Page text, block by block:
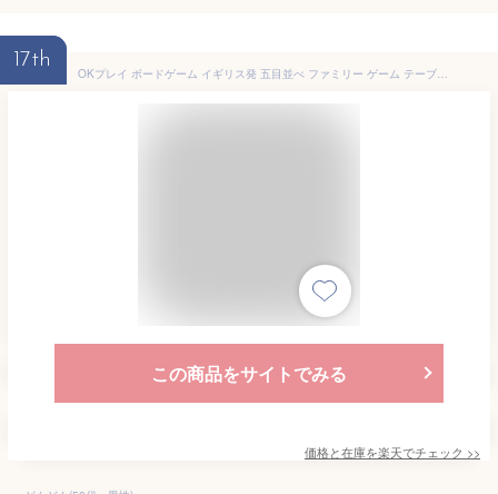
17th
OKプレイ ボードゲーム イギリス発 五目並べ ファミリー ゲーム テーブルゲーム パーティーゲーム キャンプ トラベル 旅行 知育 ゲーム 家族 子ども 小学生 大人 プレゼント 四目並べ 三目並べ OK PLAY アナログゲーム
この商品をサイトでみる
価格と在庫を楽天でチェック >>